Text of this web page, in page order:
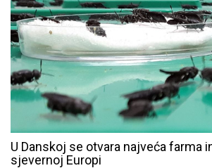
U Danskoj se otvara najveća farma
sjevernoj Europi